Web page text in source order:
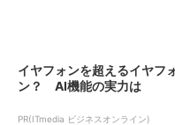
イヤフォンを超えるイヤフ
ン？ AI機能の実力は
PR(ITmedia ビジネスオンライン)